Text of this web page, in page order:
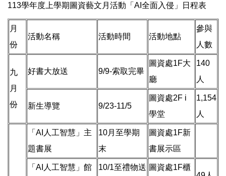
113學年度上學期圖資藝文月活動「AI全面入侵」日程表
月
份
活動名稱 活動時間 活動地點
參與
人數
九
月
份
好書大放送 9/9-索取完畢
圖資處1F大
廳
140
人
新生導覽 9/23-11/5
圖資處2F i
學堂
1,154
人
「AI人工智慧」主
題書展
10月至學期
末
圖資處1F新
書展示區
「AI人工智慧」館
10/1至禮物送 圖資處1F櫃